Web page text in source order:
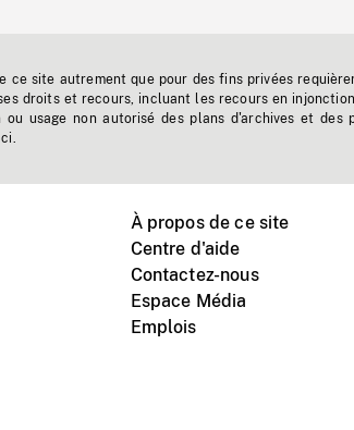
ce site autrement que pour des fins privées
droits et recours, incluant les recours en
usage non autorisé des plans d'archives et des
À propos de ce site
Centre d'aide
Contactez-nous
Espace Média
Emplois